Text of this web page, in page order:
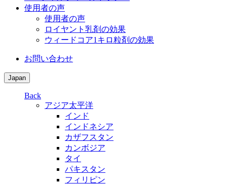
使用者の声
使用者の声
ロイヤント乳剤の効果
ウィードコア1キロ粒剤の効果
お問い合わせ
Japan
Back
アジア太平洋
インド
インドネシア
カザフスタン
カンボジア
タイ
パキスタン
フィリピン